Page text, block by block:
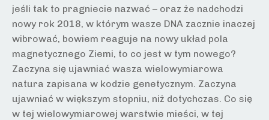
jeśli tak to pragniecie nazwać – oraz że nadchodzi
nowy rok 2018, w którym wasze DNA zacznie inaczej
wibrować, bowiem reaguje na nowy układ pola
magnetycznego Ziemi, to co jest w tym nowego?
Zaczyna się ujawniać wasza wielowymiarowa
natura zapisana w kodzie genetycznym. Zaczyna
ujawniać w większym stopniu, niż dotychczas. Co się
w tej wielowymiarowej warstwie mieści, w tej